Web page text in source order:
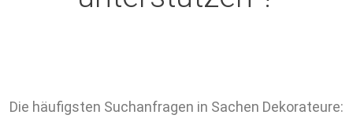
Die häufigsten Suchanfragen in Sachen Dekorateure: